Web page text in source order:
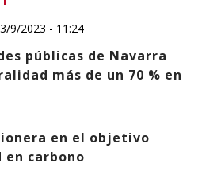
9/2023 - 11:24
públicas de Navarra
más de un 70 % en
en el objetivo
carbono